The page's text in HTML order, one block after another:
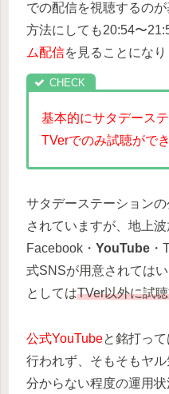
での配信を視聴するの
方法にしても20:54〜
ム配信を見ることになり
基本的にサタデース
TVerでのみ試聴がで
サタデーステーション
されていますが、地上
Facebook・ YouTube
式SNSが用意されては
としてはTVer以外に試
公式YouTubeと銘打っ
行われず、そもそもヤ
分からない程度の運用